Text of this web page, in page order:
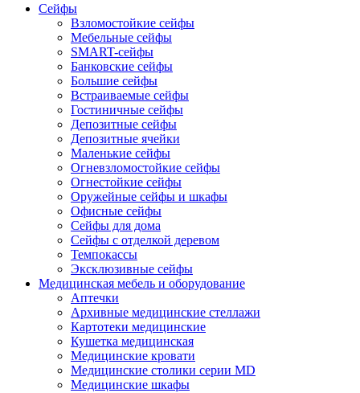
Сейфы
Взломостойкие сейфы
Мебельные сейфы
SMART-сейфы
Банковские сейфы
Большие сейфы
Встраиваемые сейфы
Гостиничные сейфы
Депозитные сейфы
Депозитные ячейки
Маленькие сейфы
Огневзломостойкие сейфы
Огнестойкие сейфы
Оружейные сейфы и шкафы
Офисные сейфы
Сейфы для дома
Сейфы с отделкой деревом
Темпокассы
Эксклюзивные сейфы
Медицинская мебель и оборудование
Аптечки
Архивные медицинские стеллажи
Картотеки медицинские
Кушетка медицинская
Медицинские кровати
Медицинские столики серии MD
Медицинские шкафы